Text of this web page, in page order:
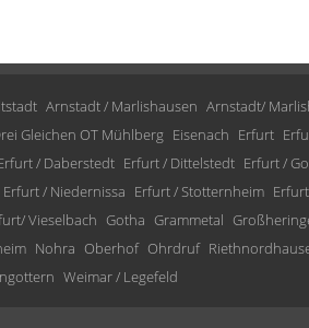
Arnstadt / Marlishausen Arnstadt/
Gleichen OT Mühlberg Eisenach Erfurt
/ Daberstedt Erfurt / Dittelstedt Erfurt /
Erfurt / Niedernissa Erfurt / Stotternheim
Vieselbach Gotha Grammetal
Nohra Oberhof Ohrdruf
Weimar / Legefeld